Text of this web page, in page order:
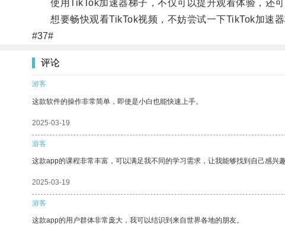
使用TikTok加速器梯子，不仅可以提升观看体验，还可
想要畅快观看TikTok视频，不妨尝试一下TikTok加速器
#37#
评论
游客
这款软件的操作非常简单，即使是小白也能快速上手。
2025-03-19
游客
这款app的课程非常丰富，可以满足我不同的学习需求，让我能够找到自己感兴趣
2025-03-19
游客
这款app的用户群体非常庞大，我可以结识到来自世界各地的朋友。